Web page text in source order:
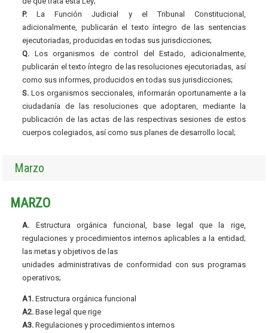
P. La Función Judicial y el Tribunal Constitucional,
adicionalmente, publicarán el texto íntegro de las sentencias
ejecutoriadas, producidas en todas sus jurisdicciones;
Q. Los organismos de control del Estado, adicionalmente,
publicarán el texto íntegro de las resoluciones ejecutoriadas, así
como sus informes, producidos en todas sus jurisdicciones;
S. Los organismos seccionales, informarán oportunamente a la
ciudadanía de las resoluciones que adoptaren, mediante la
publicación de las actas de las respectivas sesiones de estos
cuerpos colegiados, así como sus planes de desarrollo local;
Marzo
MARZO
A. Estructura orgánica funcional, base legal que la rige,
regulaciones y procedimientos internos aplicables a la entidad;
las metas y objetivos de las
unidades administrativas de conformidad con sus programas
operativos;
A1. Estructura orgánica funcional
A2. Base legal que rige
A3. Regulaciones y procedimientos internos